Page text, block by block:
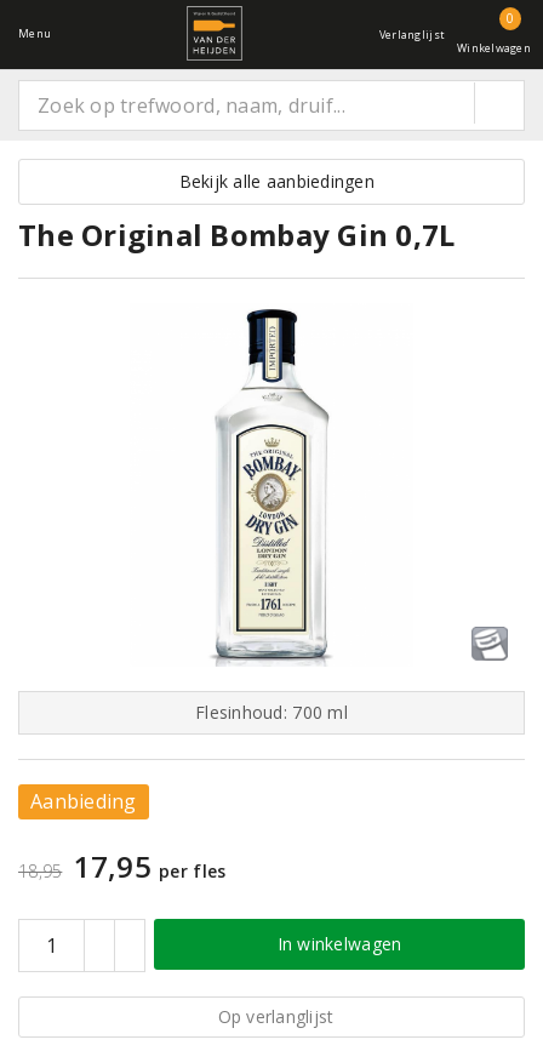
Menu Verlanglijst
0
Winkelwagen
Bekijk alle aanbiedingen
The Original Bombay Gin 0,7L
Flesinhoud: 700 ml
Aanbieding
18,95 17,95 per fles
In winkelwagen
Op verlanglijst